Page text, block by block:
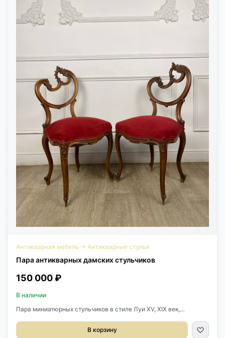
Антикварная мебель → Антикварные стулья
Пара антикварных дамских стульчиков
150 000 ₽
В наличии
Пара миниатюрных стульчиков в стиле Луи XV, XIX век,
в отличном состоянии.Стоит клеймо мастерской на обивке.
Размер 43х43х87h см.Высота сиденья от пола 45 см.
В корзину